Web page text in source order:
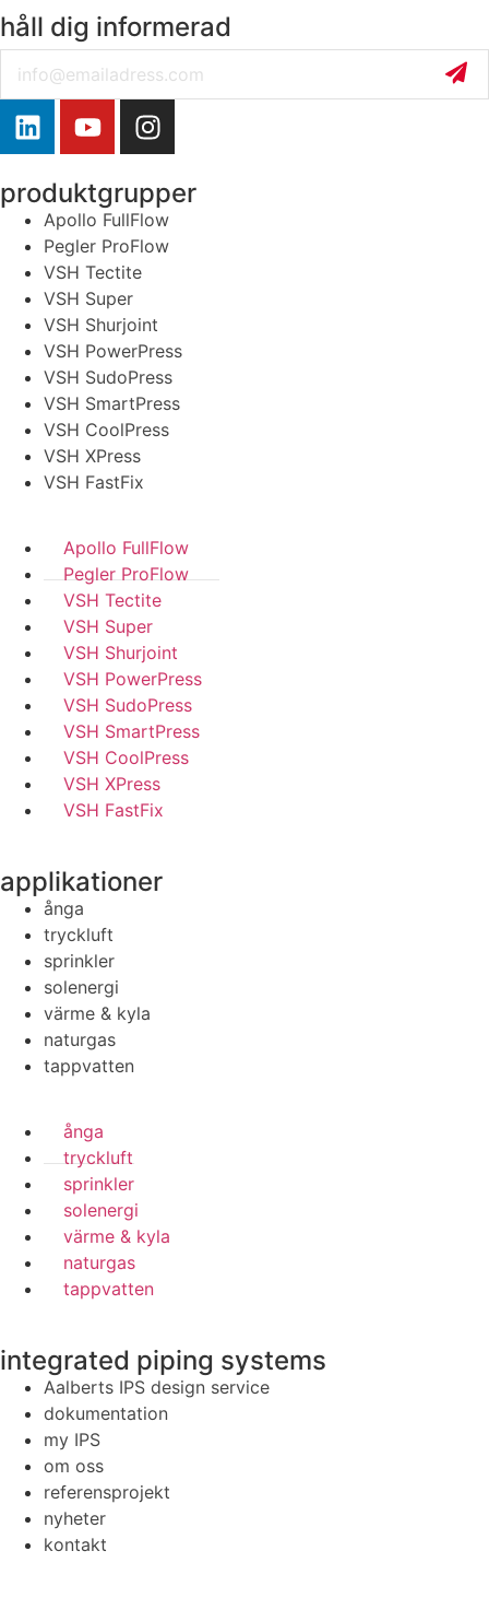
håll dig informerad
produktgrupper
Apollo FullFlow
Pegler ProFlow
VSH Tectite
VSH Super
VSH Shurjoint
VSH PowerPress
VSH SudoPress
VSH SmartPress
VSH CoolPress
VSH XPress
VSH FastFix
Apollo FullFlow
Pegler ProFlow
VSH Tectite
VSH Super
VSH Shurjoint
VSH PowerPress
VSH SudoPress
VSH SmartPress
VSH CoolPress
VSH XPress
VSH FastFix
applikationer
ånga
tryckluft
sprinkler
solenergi
värme & kyla
naturgas
tappvatten
ånga
tryckluft
sprinkler
solenergi
värme & kyla
naturgas
tappvatten
integrated piping systems
Aalberts IPS design service
dokumentation
my IPS
om oss
referensprojekt
nyheter
kontakt